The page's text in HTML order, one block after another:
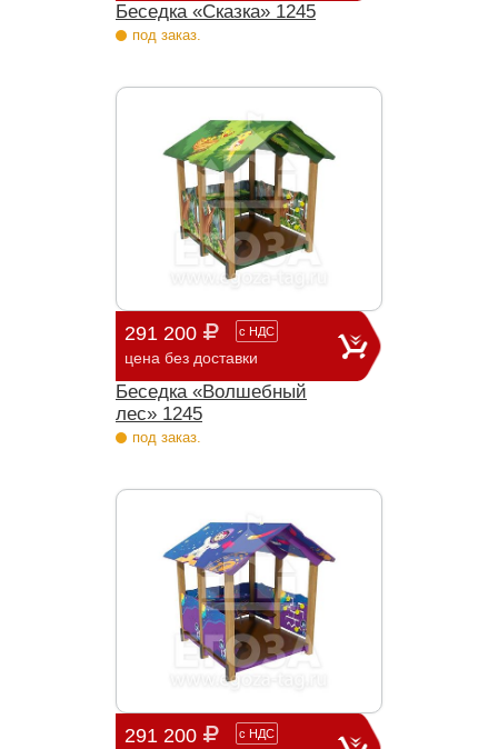
Беседка «Cказка» 1245
под заказ.
291 200 с НДС
цена без доставки
Беседка «Волшебный
лес» 1245
под заказ.
291 200 с НДС